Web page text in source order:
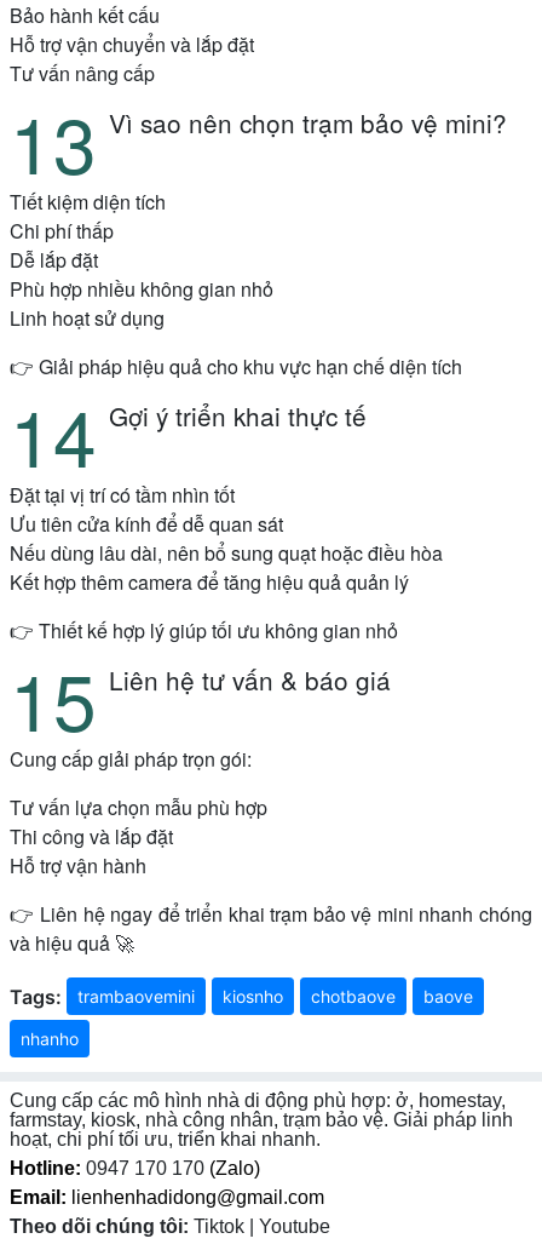
Bảo hành kết cấu
Hỗ trợ vận chuyển và lắp đặt
Tư vấn nâng cấp
Vì sao nên chọn trạm bảo vệ mini?
Tiết kiệm diện tích
Chi phí thấp
Dễ lắp đặt
Phù hợp nhiều không gian nhỏ
Linh hoạt sử dụng
👉 Giải pháp hiệu quả cho khu vực hạn chế diện tích
Gợi ý triển khai thực tế
Đặt tại vị trí có tầm nhìn tốt
Ưu tiên cửa kính để dễ quan sát
Nếu dùng lâu dài, nên bổ sung quạt hoặc điều hòa
Kết hợp thêm camera để tăng hiệu quả quản lý
👉 Thiết kế hợp lý giúp tối ưu không gian nhỏ
Liên hệ tư vấn & báo giá
Cung cấp giải pháp trọn gói:
Tư vấn lựa chọn mẫu phù hợp
Thi công và lắp đặt
Hỗ trợ vận hành
👉 Liên hệ ngay để triển khai trạm bảo vệ mini nhanh chóng
và hiệu quả 🚀
Tags: trambaovemini kiosnho chotbaove baove
nhanho
Cung cấp các mô hình nhà di động phù hợp: ở, homestay,
farmstay, kiosk, nhà công nhân, trạm bảo vệ. Giải pháp linh
hoạt, chi phí tối ưu, triển khai nhanh.
Hotline: 0947 170 170 (Zalo)
Email: lienhenhadidong@gmail.com
Theo dõi chúng tôi: Tiktok | Youtube